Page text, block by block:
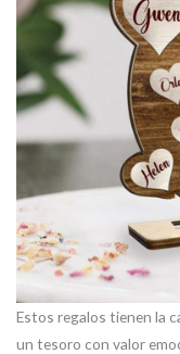
Estos regalos tienen la
un tesoro con valor